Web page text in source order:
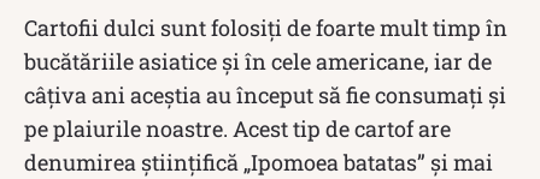
Cartofii dulci sunt folosiți de foarte mult timp în
bucătăriile asiatice și în cele americane, iar de
câțiva ani aceștia au început să fie consumați și
pe plaiurile noastre. Acest tip de cartof are
denumirea științifică „Ipomoea batatas” și mai